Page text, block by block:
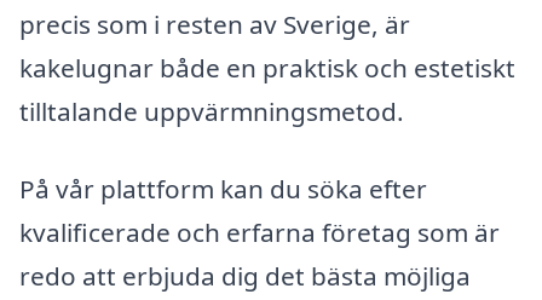
precis som i resten av Sverige, är
kakelugnar både en praktisk och estetiskt
tilltalande uppvärmningsmetod.
På vår plattform kan du söka efter
kvalificerade och erfarna företag som är
redo att erbjuda dig det bästa möjliga